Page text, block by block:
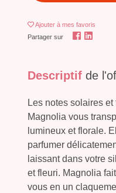
Ajouter à mes favoris
Partager sur
Descriptif de
Les notes solaires
Magnolia vous
lumineux et florale.
parfumer
laissant dans votre
et fleuri. Magnolia
vous en un